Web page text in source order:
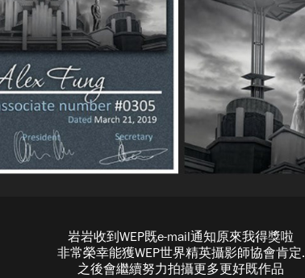
岩岩收到WEP既e-mail通知原來我得獎啦
非常榮幸能獲WEP世界精英攝影師協會肯定.
之後會繼續努力拍攝更多更好既作品